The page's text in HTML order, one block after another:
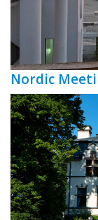
Nordic